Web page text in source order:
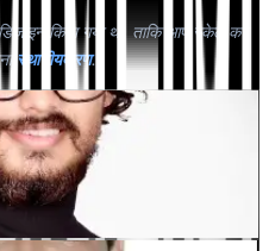
किया गया था, ताकि आप स्केल कर
स्थानीयकरण."